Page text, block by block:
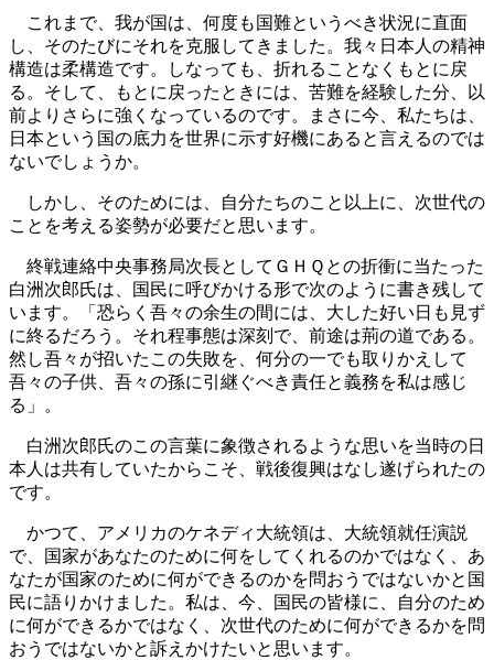
これまで、我が国は、何度も国難というべき状況に直面
し、そのたびにそれを克服してきました。我々日本人の精神
構造は柔構造です。しなっても、折れることなくもとに戻
る。そして、もとに戻ったときには、苦難を経験した分、以
前よりさらに強くなっているのです。まさに今、私たちは、
日本という国の底力を世界に示す好機にあると言えるのでは
ないでしょうか。
しかし、そのためには、自分たちのこと以上に、次世代の
ことを考える姿勢が必要だと思います。
終戦連絡中央事務局次長としてＧＨＱとの折衝に当たった
白洲次郎氏は、国民に呼びかける形で次のように書き残して
います。「恐らく吾々の余生の間には、大した好い日も見ず
に終るだろう。それ程事態は深刻で、前途は荊の道である。
然し吾々が招いたこの失敗を、何分の一でも取りかえして
吾々の子供、吾々の孫に引継ぐべき責任と義務を私は感じ
る」。
白洲次郎氏のこの言葉に象徴されるような思いを当時の日
本人は共有していたからこそ、戦後復興はなし遂げられたの
です。
かつて、アメリカのケネディ大統領は、大統領就任演説
で、国家があなたのために何をしてくれるのかではなく、あ
なたが国家のために何ができるのかを問おうではないかと国
民に語りかけました。私は、今、国民の皆様に、自分のため
に何ができるかではなく、次世代のために何ができるかを問
おうではないかと訴えかけたいと思います。